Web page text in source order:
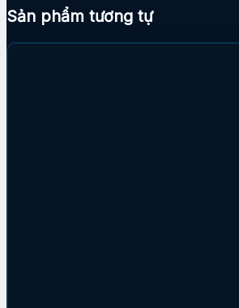
Sản phẩm tương tự